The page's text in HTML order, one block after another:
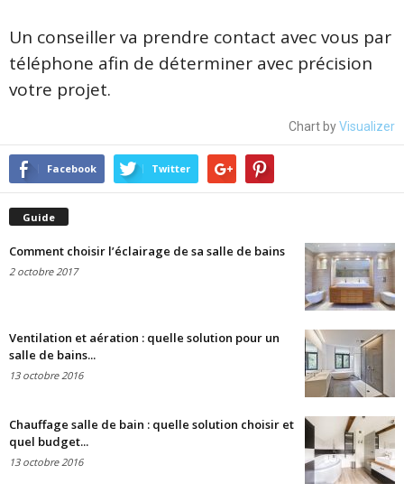
Un conseiller va prendre contact avec vous par
téléphone afin de déterminer avec précision
votre projet.
Chart byVisualizer
Facebook Twitter
Guide
Comment choisir l’éclairage de sa salle de bains
2 octobre 2017
Ventilation et aération : quelle solution pour un
salle de bains...
13 octobre 2016
Chauffage salle de bain : quelle solution choisir et
quel budget...
13 octobre 2016